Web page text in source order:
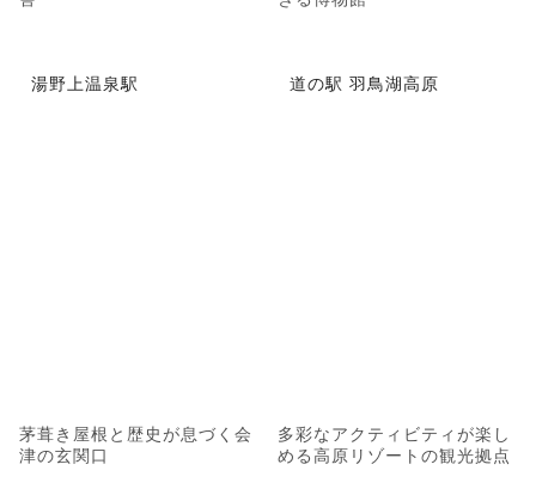
湯野上温泉駅
茅葺き屋根と歴史が息づく会
津の玄関口
道の駅 羽鳥湖高原
多彩なアクティビティが楽し
める高原リゾートの観光拠点